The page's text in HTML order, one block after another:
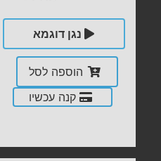
נגן דוגמא
הוספה לסל
קנה עכשיו